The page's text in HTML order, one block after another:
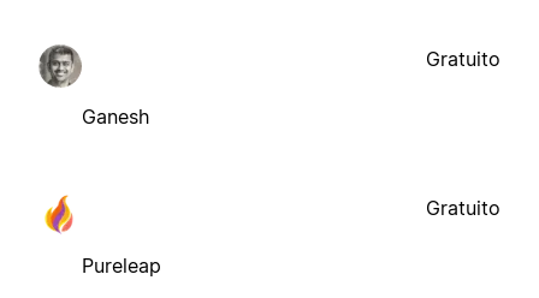
Ganesh
Gratuito
Pureleap
Gratuito